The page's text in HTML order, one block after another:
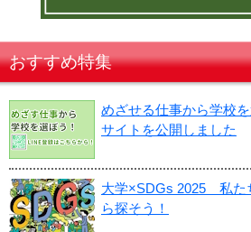
おすすめ特集
めざせる仕事から学校
サイトを公開しました
大学×SDGs 2025 私た
ら探そう！